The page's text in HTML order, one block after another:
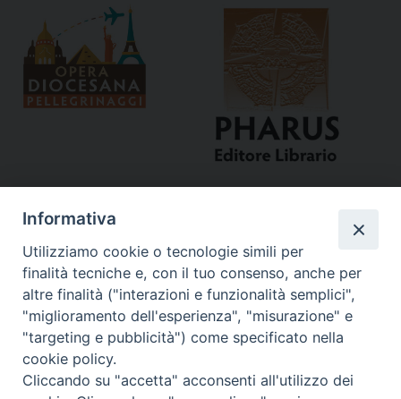
Curia
Via del Seminario, 61 - 57122 Livorno LI
Informativa
Utilizziamo cookie o tecnologie simili per
finalità tecniche e, con il tuo consenso, anche per
altre finalità ("interazioni e funzionalità semplici",
"miglioramento dell'esperienza", "misurazione" e
"targeting e pubblicità") come specificato nella
cookie policy.
Cliccando su "accetta" acconsenti all'utilizzo dei